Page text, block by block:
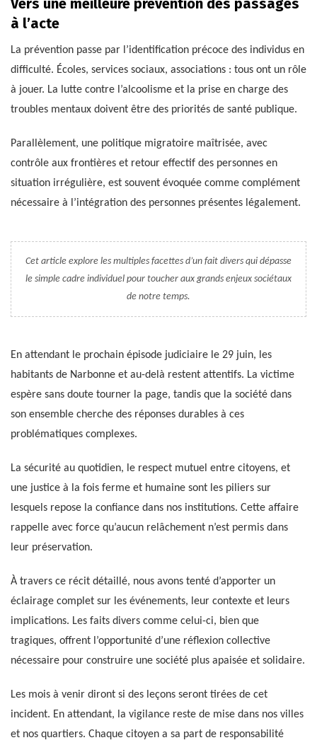
à l’acte
La prévention passe par l’identification précoce des individus en
difficulté. Écoles, services sociaux, associations : tous ont un rôle
à jouer. La lutte contre l’alcoolisme et la prise en charge des
troubles mentaux doivent être des priorités de santé publique.
Parallèlement, une politique migratoire maîtrisée, avec
contrôle aux frontières et retour effectif des personnes en
situation irrégulière, est souvent évoquée comme complément
nécessaire à l’intégration des personnes présentes légalement.
Cet article explore les multiples facettes d’un fait divers qui dépasse
le simple cadre individuel pour toucher aux grands enjeux sociétaux
de notre temps.
En attendant le prochain épisode judiciaire le 29 juin, les
habitants de Narbonne et au-delà restent attentifs. La victime
espère sans doute tourner la page, tandis que la société dans
son ensemble cherche des réponses durables à ces
problématiques complexes.
La sécurité au quotidien, le respect mutuel entre citoyens, et
une justice à la fois ferme et humaine sont les piliers sur
lesquels repose la confiance dans nos institutions. Cette affaire
rappelle avec force qu’aucun relâchement n’est permis dans
leur préservation.
À travers ce récit détaillé, nous avons tenté d’apporter un
éclairage complet sur les événements, leur contexte et leurs
implications. Les faits divers comme celui-ci, bien que
tragiques, offrent l’opportunité d’une réflexion collective
nécessaire pour construire une société plus apaisée et solidaire.
Les mois à venir diront si des leçons seront tirées de cet
incident. En attendant, la vigilance reste de mise dans nos villes
et nos quartiers. Chaque citoyen a sa part de responsabilité